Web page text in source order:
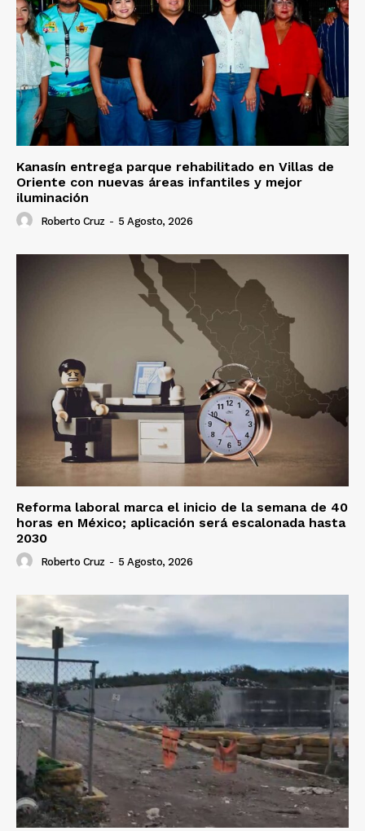
Kanasín entrega parque rehabilitado en Villas de
Oriente con nuevas áreas infantiles y mejor
iluminación
Roberto Cruz - 5 Agosto, 2026
Reforma laboral marca el inicio de la semana de 40
horas en México; aplicación será escalonada hasta
2030
Roberto Cruz - 5 Agosto, 2026